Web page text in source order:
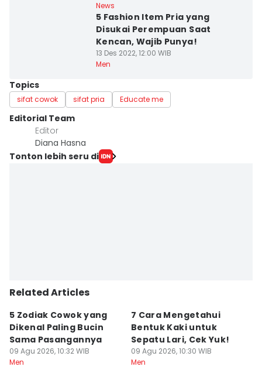
News
5 Fashion Item Pria yang
Disukai Perempuan Saat
Kencan, Wajib Punya!
13 Des 2022, 12:00 WIB
Men
Topics
sifat cowok sifat pria Educate me
Editorial Team
Editor
Diana Hasna
Tonton lebih seru di
Related Articles
5 Zodiak Cowok yang
Dikenal Paling Bucin
Sama Pasangannya
09 Agu 2026, 10:32 WIB
Men
7 Cara Mengetahui
Bentuk Kaki untuk
Sepatu Lari, Cek Yuk!
09 Agu 2026, 10:30 WIB
Men